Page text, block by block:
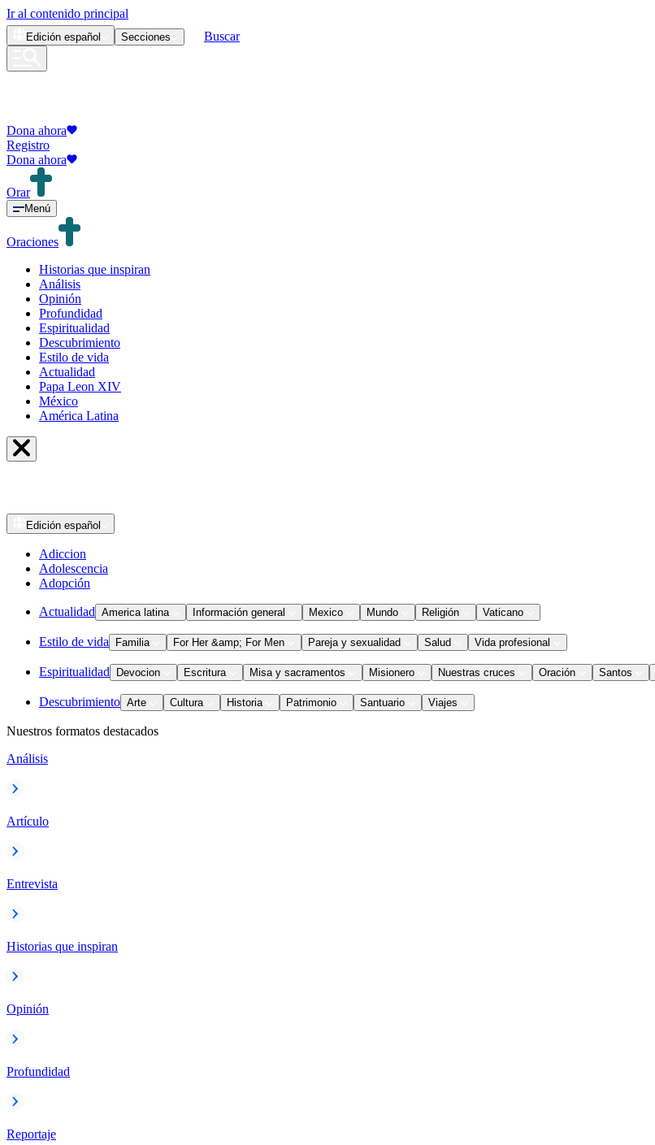
Ir al contenido principal
Edición español Secciones Buscar
Dona ahora
Registro
Dona ahora
Orar
Menú
Oraciones
Historias que inspiran
Análisis
Opinión
Profundidad
Espiritualidad
Descubrimiento
Estilo de vida
Actualidad
Papa Leon XIV
México
América Latina
Edición español
Adiccion
Adolescencia
Adopción
Actualidad America latina Información general Mexico Mundo Religión Vaticano
Estilo de vida Familia For Her &amp; For Men Pareja y sexualidad Salud Vida profesional
Espiritualidad Devocion Escritura Misa y sacramentos Misionero Nuestras cruces Oración Santos
Descubrimiento Arte Cultura Historia Patrimonio Santuario Viajes
Nuestros formatos destacados
Análisis
Artículo
Entrevista
Historias que inspiran
Opinión
Profundidad
Reportaje